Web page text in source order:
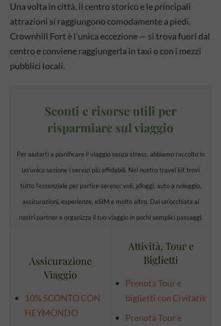
Una volta in città, il centro storico e le principali
attrazioni si raggiungono comodamente a piedi.
Crownhill Fort è l’unica eccezione — si trova fuori dal
centro e conviene raggiungerla in taxi o con i mezzi
pubblici locali.
Sconti e risorse utili per
risparmiare sul viaggio
Per aiutarti a pianificare il viaggio senza stress, abbiamo raccolto in
un’unica sezione i servizi più affidabili. Nel nostro travel kit trovi
tutto l’essenziale per partire sereno: voli, alloggi, auto a noleggio,
assicurazioni, esperienze, eSIM e molto altro. Dai un’occhiata ai
nostri partner e organizza il tuo viaggio in pochi semplici passaggi.
Assicurazione
Viaggio
10% SCONTO CON
HEYMONDO
Attività, Tour e
Biglietti
Prenota Tour e
biglietti con Civitatis
Prenota Tour e